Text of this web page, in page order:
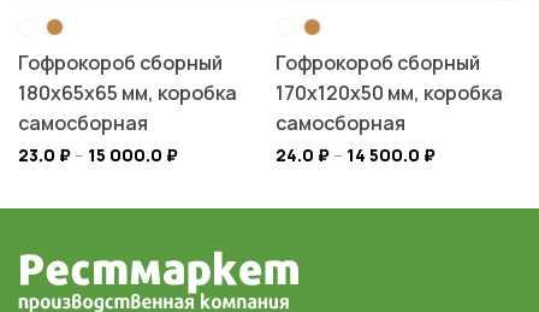
Гофрокороб сборный
180х65х65 мм, коробка
самосборная
23.0 ₽– 15 000.0 ₽
Гофрокороб сборный
170х120х50 мм, коробка
самосборная
24.0 ₽– 14 500.0 ₽